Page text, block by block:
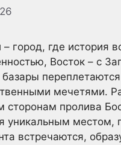
город, где история
Восток – с
мечетями.
сторонам пролива
уникальным местом,
встречаются,